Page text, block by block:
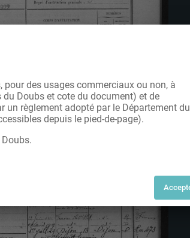
des usages commerciaux ou non, à
Doubs et cote du document) et de
un règlement adopté par le Département du
depuis le pied-de-page).